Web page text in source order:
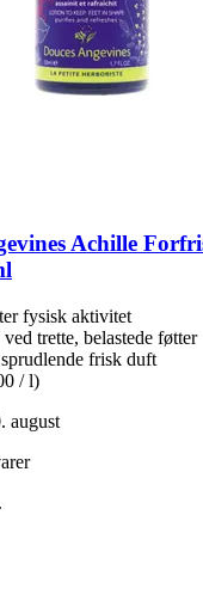
Achille
fysisk aktivitet
trette, belastede føtter
frisk duft
/ l)
august